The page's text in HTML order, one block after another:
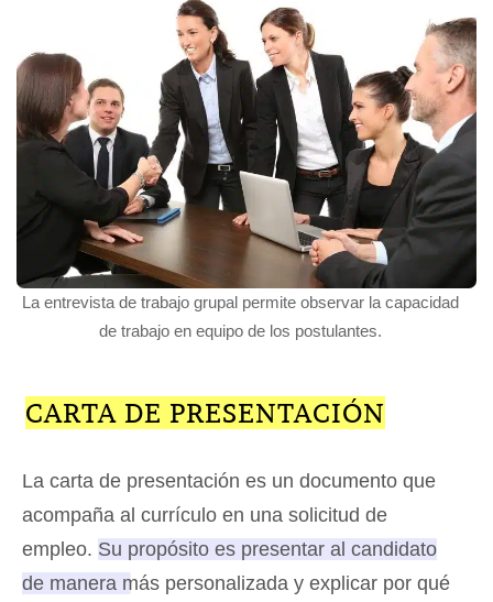
La entrevista de trabajo grupal permite observar la capacidad
de trabajo en equipo de los postulantes.
CARTA DE PRESENTACIÓN
La carta de presentación es un documento que
acompaña al currículo en una solicitud de
empleo. Su propósito es presentar al candidato
de manera más personalizada y explicar por qué